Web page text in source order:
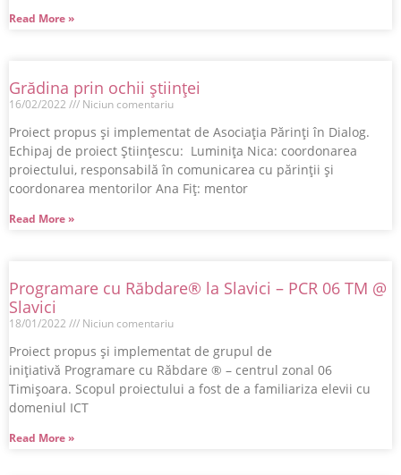
Read More »
Grădina prin ochii ştiinţei
16/02/2022 Niciun comentariu
Proiect propus şi implementat de Asociaţia Părinţi în Dialog.
Echipaj de proiect Științescu: Luminiţa Nica: coordonarea
proiectului, responsabilă în comunicarea cu părinții şi
coordonarea mentorilor Ana Fiţ: mentor
Read More »
Programare cu Răbdare® la Slavici – PCR 06 TM @
Slavici
18/01/2022 Niciun comentariu
Proiect propus şi implementat de grupul de
iniţiativă Programare cu Răbdare ® – centrul zonal 06
Timișoara. Scopul proiectului a fost de a familiariza elevii cu
domeniul ICT
Read More »